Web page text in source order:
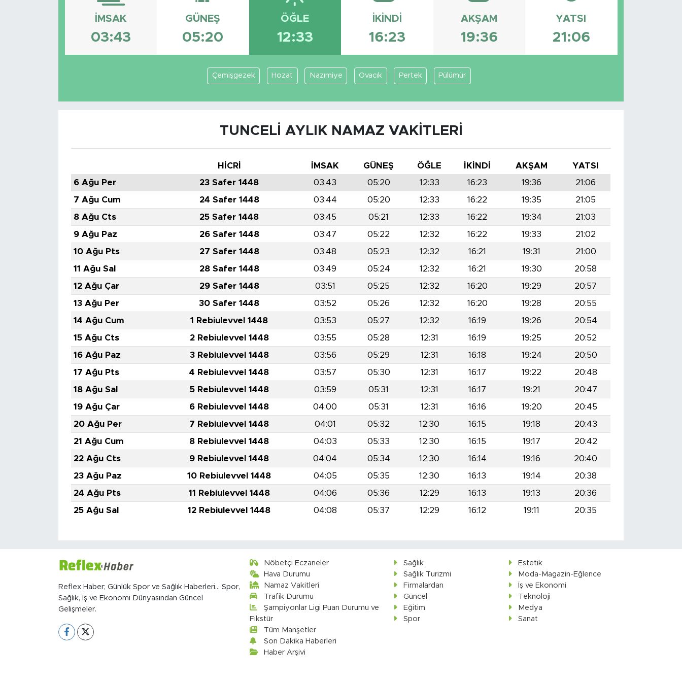
İMSAK
03:43
GÜNEŞ
05:20
ÖĞLE
12:33
İKINDI
16:23
AKŞAM
19:36
YATSI
21:06
Çemişgezek Hozat Nazımiye Ovacık Pertek Pülümür
TUNCELI AYLIK NAMAZ VAKITLERI
HİCRİ İMSAK GÜNEŞ ÖĞLE İKINDI AKŞAM
YATSI
6 Ağu Per
23 Safer 1448 03:43 05:20 12:33 16:23 19:36
21:06
7 Ağu Cum
24 Safer 1448 03:44 05:20 12:33 16:22 19:35
21:05
8 Ağu Cts
25 Safer 1448 03:45 05:21 12:33 16:22 19:34
21:03
9 Ağu Paz
26 Safer 1448 03:47 05:22 12:32 16:22 19:33
21:02
10 Ağu Pts
27 Safer 1448 03:48 05:23 12:32 16:21 19:31
21:00
11 Ağu Sal
28 Safer 1448 03:49 05:24 12:32 16:21 19:30
20:58
12 Ağu Çar
29 Safer 1448 03:51 05:25 12:32 16:20 19:29
20:57
13 Ağu Per
30 Safer 1448 03:52 05:26 12:32 16:20 19:28
20:55
14 Ağu Cum
1 Rebiulevvel 1448 03:53 05:27 12:32 16:19 19:26
20:54
15 Ağu Cts
2 Rebiulevvel 1448 03:55 05:28 12:31 16:19 19:25
20:52
16 Ağu Paz
3 Rebiulevvel 1448 03:56 05:29 12:31 16:18 19:24
20:50
17 Ağu Pts
4 Rebiulevvel 1448 03:57 05:30 12:31 16:17 19:22
20:48
18 Ağu Sal
5 Rebiulevvel 1448 03:59 05:31 12:31 16:17 19:21
20:47
19 Ağu Çar
6 Rebiulevvel 1448 04:00 05:31 12:31 16:16 19:20
20:45
20 Ağu Per
7 Rebiulevvel 1448 04:01 05:32 12:30 16:15 19:18
20:43
21 Ağu Cum
8 Rebiulevvel 1448 04:03 05:33 12:30 16:15 19:17
20:42
22 Ağu Cts
9 Rebiulevvel 1448 04:04 05:34 12:30 16:14 19:16
20:40
23 Ağu Paz
10 Rebiulevvel 1448 04:05 05:35 12:30 16:13 19:14
20:38
24 Ağu Pts
11 Rebiulevvel 1448 04:06 05:36 12:29 16:13 19:13
20:36
25 Ağu Sal
12 Rebiulevvel 1448 04:08 05:37 12:29 16:12 19:11 20:35
Reflex Haber; Günlük Spor ve Sağlık Haberleri... Spor,
Sağlık, İş ve Ekonomi Dünyasından Güncel
Gelişmeler.
Nöbetçi Eczaneler
Hava Durumu
Namaz Vakitleri
Trafik Durumu
Şampiyonlar Ligi Puan Durumu ve
Fikstür
Tüm Manşetler
Son Dakika Haberleri
Haber Arşivi
Sağlık
Estetik
Sağlık Turizmi
Moda-Magazin-Eğlence
Firmalardan
İş ve Ekonomi
Güncel
Teknoloji
Eğitim
Medya
Spor
Sanat